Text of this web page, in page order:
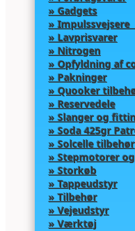
» Gadgets
» Impulssvejsere
» Lavprisvarer
» Nitrogen
» Opfyldning af
» Pakninger
» Quooker
» Reservedele
» Slanger og
» Soda 425gr
» Solcelle tilbehør
» Stepmotorer
» Storkøb
» Tappeudstyr
» Tilbehør
» Vejeudstyr
» Værktøj